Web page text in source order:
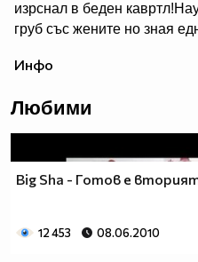
изрснал в беден
груб със жените но зная
Боби_Табелката по прякор
Инфо
Любими
Big Sha - Готов е
12 453 08.06.2010